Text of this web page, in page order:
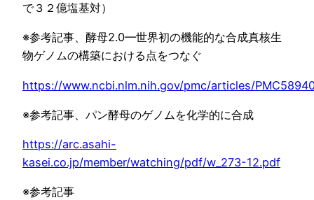
で３２億塩基対）
※参考記事、酵母2.0—世界初の機能的な合成真核生
物ゲノムの構築における点をつなぐ
https://www.ncbi.nlm.nih.gov/pmc/articles/
※参考記事、パン酵母のゲノムを化学的に合成
https://arc.asahi-
kasei.co.jp/member/watching/pdf/w_273-12.pdf
※参考記事